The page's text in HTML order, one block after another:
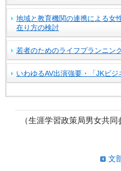
地域と教育機関の連携による女
在り方の検討
若者のためのライフプランニン
いわゆるAV出演強要・「JKビ
（生涯学習政策局男女共同
文